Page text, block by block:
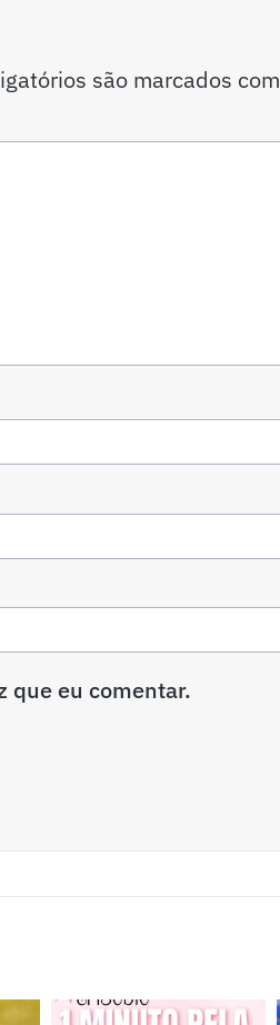
são marcados com
que eu comentar.